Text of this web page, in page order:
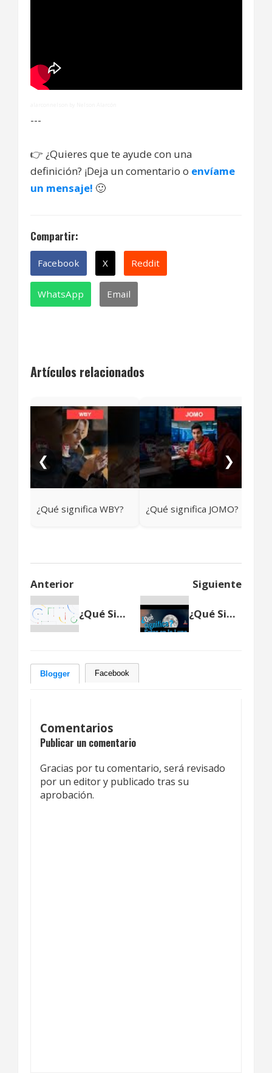
---
👉 ¿Quieres que te ayude con una
definición? ¡Deja un comentario o envíame
un mensaje! 🙂
Compartir:
Facebook X Reddit
WhatsApp Email
Artículos relacionados
❮
¿Qué significa WBY? ¿Qué significa JOMO?
❯
Anterior Siguiente
¿Qué Significa Bard LaMDA? ¿Qué Significa Estar en la luna?
Blogger Facebook
Comentarios
Publicar un comentario
Gracias por tu comentario, será revisado
por un editor y publicado tras su
aprobación.